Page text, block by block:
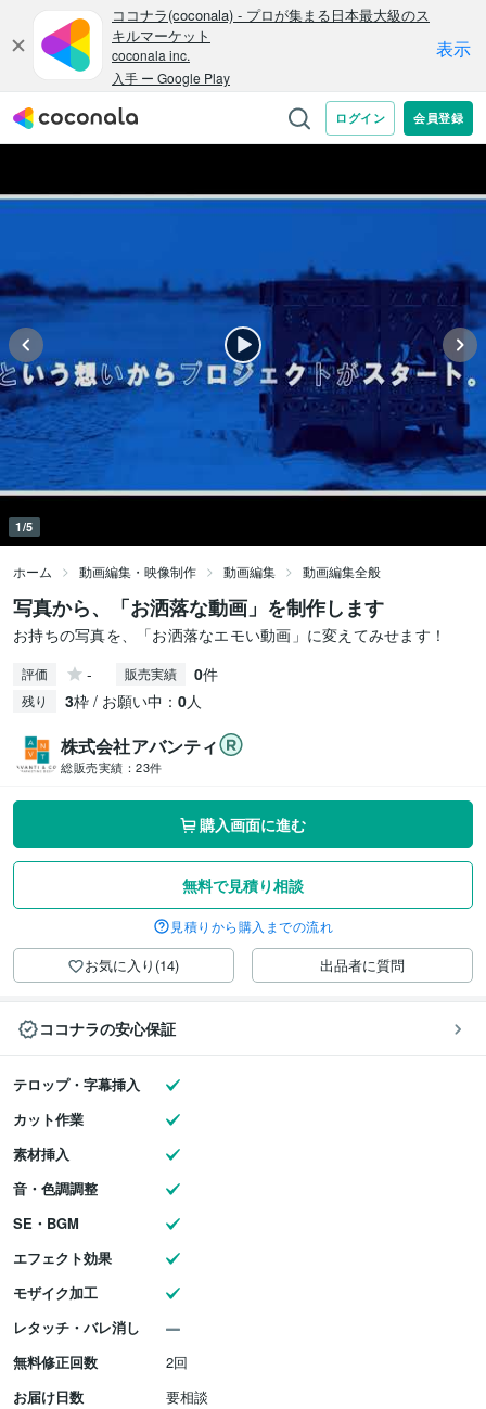
1/5
ホーム 動画編集・映像制作 動画編集 動画編集全般
写真から、「お洒落な動画」を制作します
お持ちの写真を、「お洒落なエモい動画」に変えてみせます！
評価 - 販売実績 0件
残り 3枠 / お願い中： 0人
株式会社アバンティ
総販売実績： 23件
購入画面に進む
無料で見積り相談
見積りから購入までの流れ
お気に入り(14) 出品者に質問
ココナラの安心保証
テロップ・字幕挿入
カット作業
素材挿入
音・色調調整
SE・BGM
エフェクト効果
モザイク加工
レタッチ・バレ消し
無料修正回数
2回
お届け日数
要相談